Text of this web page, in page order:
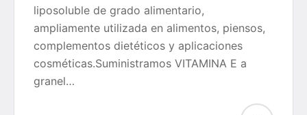
liposoluble de grado alimentario,
ampliamente utilizada en alimentos, piensos,
complementos dietéticos y aplicaciones
cosméticas.Suministramos VITAMINA E a
granel…